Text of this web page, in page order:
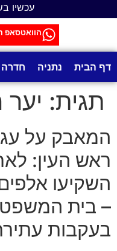
עכשיו
הוואטסאפ
דף הבית נתניה חדרה
תגית:
המאבק על
ראש העין:
השקיעו
– בית
בעקבות